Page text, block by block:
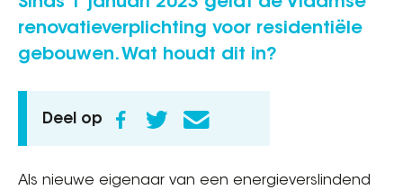
renovatieverplichting voor residentiële
gebouwen. Wat houdt dit in?
Deel op
Als nieuwe eigenaar van een energieverslindend